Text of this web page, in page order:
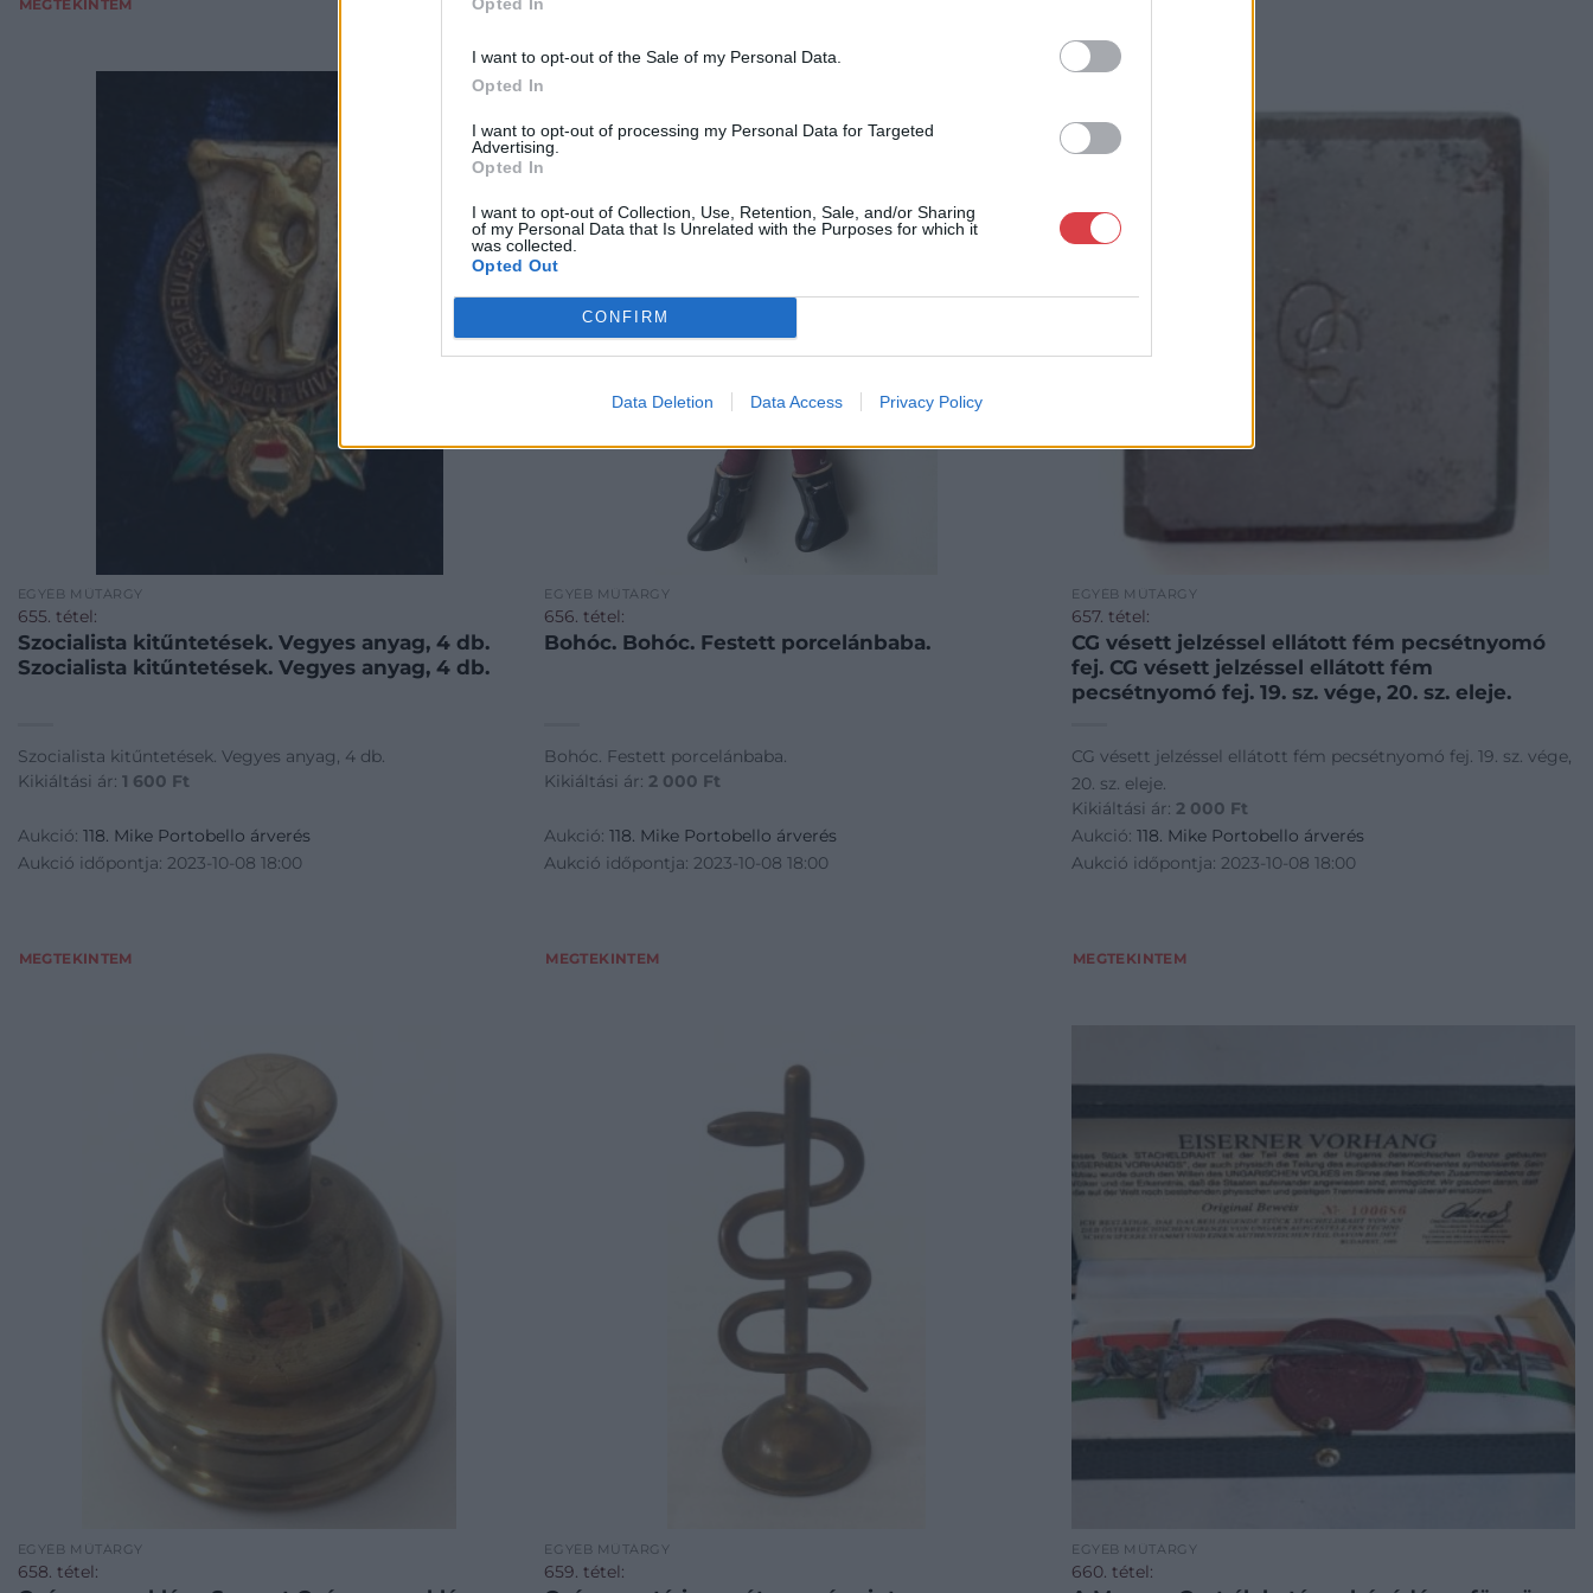
I want to opt-out of the Sale of my Personal Data.
Opted In
I want to opt-out of processing my Personal Data for Targeted
Advertising.
Opted In
I want to opt-out of Collection, Use, Retention, Sale, and/or Sharing
of my Personal Data that Is Unrelated with the Purposes for which it
was collected.
Opted Out
CONFIRM
Data Deletion Data Access Privacy Policy
MEGTEKINTEM
EGYÉB MŰTÁRGY
655. tétel:
Szocialista kitűntetések. Vegyes anyag, 4 db.
Szocialista kitűntetések. Vegyes anyag, 4 db.
Szocialista kitűntetések. Vegyes anyag, 4 db.
Kikiáltási ár: 1 600 Ft
Aukció: 118. Mike Portobello árverés
Aukció időpontja: 2023-10-08 18:00
MEGTEKINTEM
EGYÉB MŰTÁRGY
656. tétel:
Bohóc. Bohóc. Festett porcelánbaba.
Bohóc. Festett porcelánbaba.
Kikiáltási ár: 2 000 Ft
Aukció:118. Mike Portobello árverés
Aukció időpontja: 2023-10-08 18:00
MEGTEKINTEM
EGYÉB MŰTÁRGY
657. tétel:
CG vésett jelzéssel ellátott fém pecsétnyomó
fej. CG vésett jelzéssel ellátott fém
pecsétnyomó fej. 19. sz. vége, 20. sz. eleje.
CG vésett jelzéssel ellátott fém pecsétnyomó fej. 19. sz. vége,
20. sz. eleje.
Kikiáltási ár: 2 000 Ft
Aukció:118. Mike Portobello árverés
Aukció időpontja: 2023-10-08 18:00
MEGTEKINTEM
EGYÉB MŰTÁRGY
658. tétel:
EGYÉB MŰTÁRGY
659. tétel:
EGYÉB MŰTÁRGY
660. tétel: